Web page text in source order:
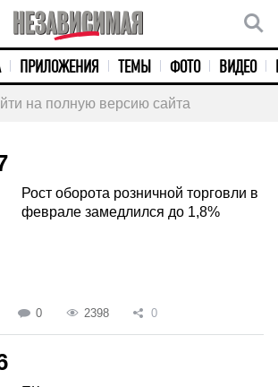
ПРИЛОЖЕНИЯ ТЕМЫ ФОТО ВИДЕО
на полную версию сайта
Рост оборота розничной торговли в
феврале замедлился до 1,8%
0 2398 0